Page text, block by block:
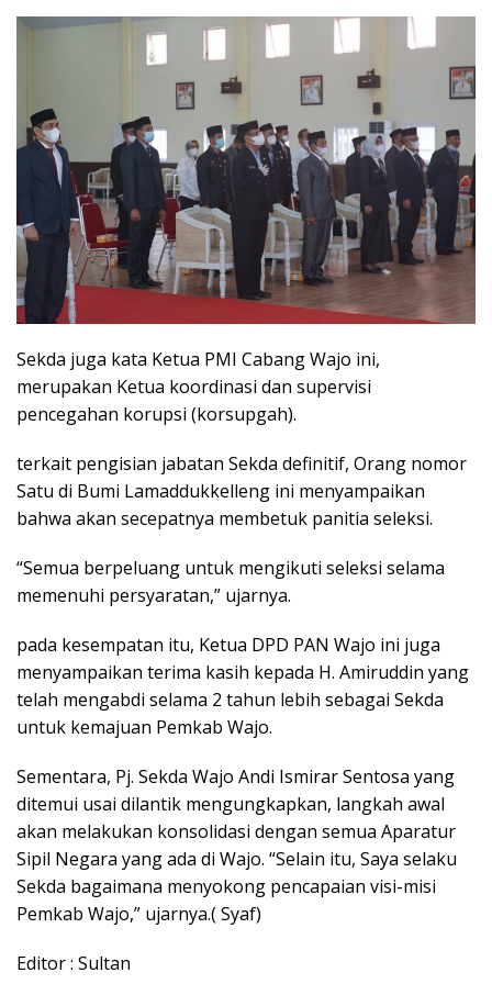
Sekda juga kata Ketua PMI Cabang Wajo ini,
merupakan Ketua koordinasi dan supervisi
pencegahan korupsi (korsupgah).
terkait pengisian jabatan Sekda definitif, Orang nomor
Satu di Bumi Lamaddukkelleng ini menyampaikan
bahwa akan secepatnya membetuk panitia seleksi.
“Semua berpeluang untuk mengikuti seleksi selama
memenuhi persyaratan,” ujarnya.
pada kesempatan itu, Ketua DPD PAN Wajo ini juga
menyampaikan terima kasih kepada H. Amiruddin yang
telah mengabdi selama 2 tahun lebih sebagai Sekda
untuk kemajuan Pemkab Wajo.
Sementara, Pj. Sekda Wajo Andi Ismirar Sentosa yang
ditemui usai dilantik mengungkapkan, langkah awal
akan melakukan konsolidasi dengan semua Aparatur
Sipil Negara yang ada di Wajo. “Selain itu, Saya selaku
Sekda bagaimana menyokong pencapaian visi-misi
Pemkab Wajo,” ujarnya.( Syaf)
Editor : Sultan